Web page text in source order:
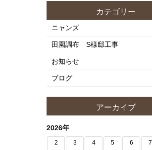
カテゴリー
ニャンズ
田園調布 S様邸工事
お知らせ
ブログ
アーカイブ
2026年
2
3
4
5
6
7